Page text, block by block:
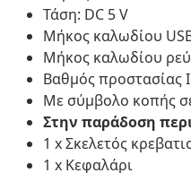
Τάση: DC 5 V
Μήκος καλωδίου
Μήκος καλωδίου
Βαθμός προστασίας
Με σύμβολο κοπής
Στην παράδοση
1 x Σκελετός
1 x Κεφαλάρι